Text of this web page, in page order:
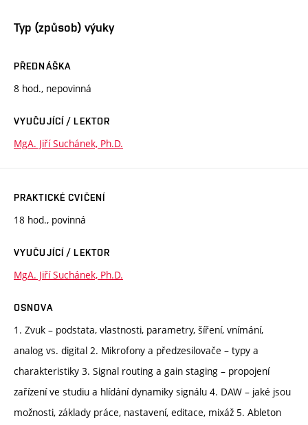
Typ (způsob) výuky
PŘEDNÁŠKA
8 hod., nepovinná
VYUČUJÍCÍ / LEKTOR
MgA. Jiří Suchánek, Ph.D.
PRAKTICKÉ CVIČENÍ
18 hod., povinná
VYUČUJÍCÍ / LEKTOR
MgA. Jiří Suchánek, Ph.D.
OSNOVA
1. Zvuk – podstata, vlastnosti, parametry, šíření, vnímání,
analog vs. digital 2. Mikrofony a předzesilovače – typy a
charakteristiky 3. Signal routing a gain staging – propojení
zařízení ve studiu a hlídání dynamiky signálu 4. DAW – jaké jsou
možnosti, základy práce, nastavení, editace, mixáž 5. Ableton